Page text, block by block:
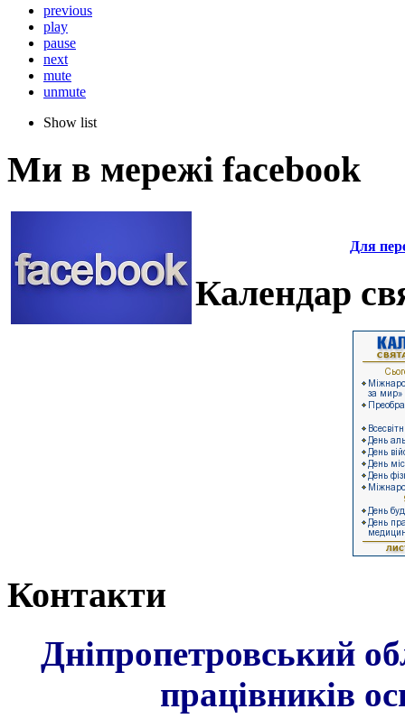
previous
play
pause
next
mute
unmute
Show list
Ми в мережі facebook
Для
Календар
Контакти
Дніпропетровський
працівників